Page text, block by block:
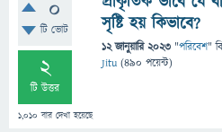
0
টি ভোট
2
টি উত্তর
1,010 বার দেখা হয়েছে
সৃষ্টি হয় কিভাবে?
12 জানুয়ারি 2023 "পরিবেশ"
Jitu (490 পয়েন্ট)